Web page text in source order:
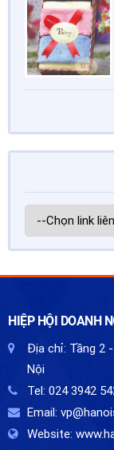
HIỆP HỘI DOANH
Địa chỉ: Tầng 2
Nội
Tel: 024 3942
Email:
Website: